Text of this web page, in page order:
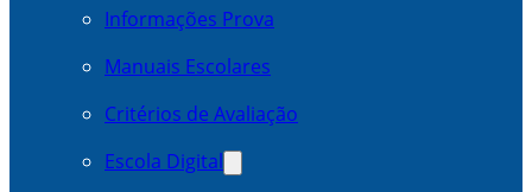
Informações Prova
Manuais Escolares
Critérios de Avaliação
Escola Digital